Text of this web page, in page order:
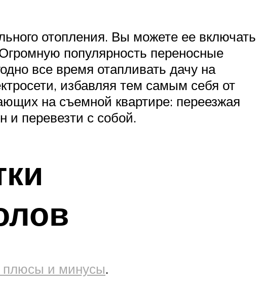
отопления. Вы можете ее включать
популярность переносные
все время отапливать дачу на
избавляя тем самым себя от
на съемной квартире: переезжая
и перевезти с собой.
плюсы и минусы.